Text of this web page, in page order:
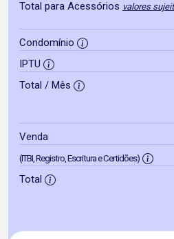
Total para Acessórios valores
Condomínio
IPTU
Total / Mês
Venda
(ITBI, Registro, Escritura e Certidões)
Total